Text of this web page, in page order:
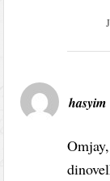
hasyim